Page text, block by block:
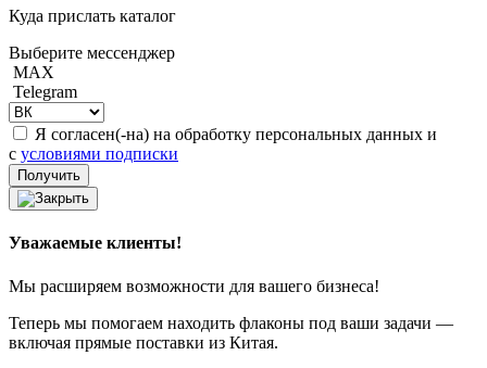
Куда прислать каталог
Выберите мессенджер
MAX
Telegram
Я согласен(-на) на обработку персональных данных и
с условиями подписки
Уважаемые клиенты!
Мы расширяем возможности для вашего бизнеса!
Теперь мы помогаем находить флаконы под ваши задачи —
включая прямые поставки из Китая.